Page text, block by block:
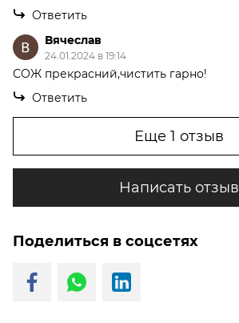
Ответить
Вячеслав
24.01.2024 в 19:14
СОЖ прекрасний,чистить гарно!
Ответить
Еще 1 отзыв
Написать отзыв
Поделиться в соцсетях